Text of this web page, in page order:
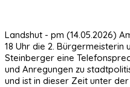
Landshut - pm (14.05.2026)
18 Uhr die 2. Bürgermeisterin
Steinberger eine
und Anregungen zu
und ist in dieser Zeit unter der